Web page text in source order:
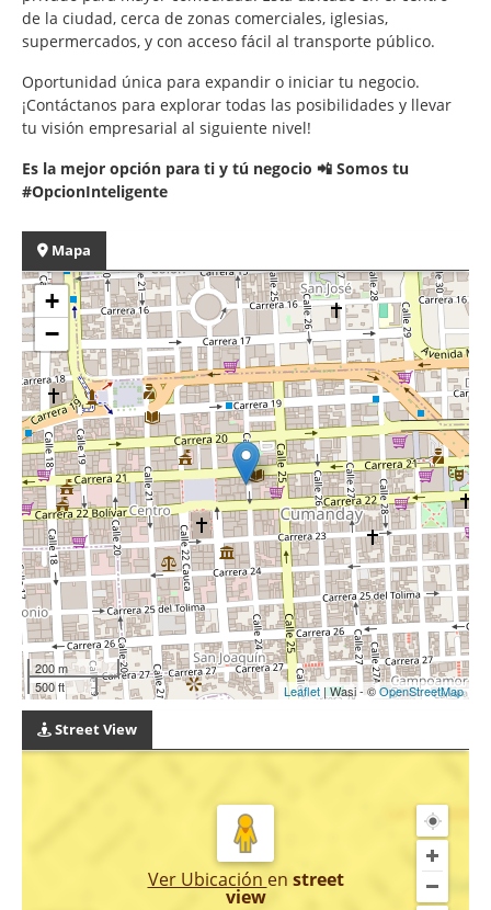
de la ciudad, cerca de zonas comerciales, iglesias,
supermercados, y con acceso fácil al transporte público.
Oportunidad única para expandir o iniciar tu negocio.
¡Contáctanos para explorar todas las posibilidades y llevar
tu visión empresarial al siguiente nivel!
Es la mejor opción para ti y tú negocio 📲 Somos tu
#OpcionInteligente
Mapa
+
−
200 m
500 ft
Leaflet | Wasi - ©OpenStreetMap
Street View
Ver Ubicación en street
view